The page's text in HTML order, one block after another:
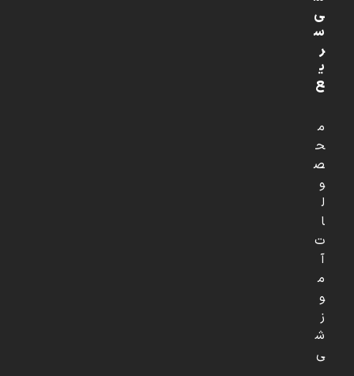
ی
س
ر
ی
ع
م
ح
ص
و
ل
ا
ت
آ
م
و
ز
ش
ی